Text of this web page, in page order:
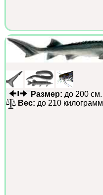
Размер: до 200 см.
Вес: до 210 килограмм